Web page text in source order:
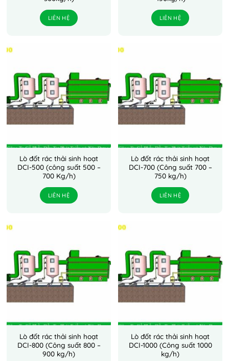
LIÊN HỆ LIÊN HỆ
Lò đốt rác thải sinh hoạt
DCI-500 (công suất 500 –
700 Kg/h)
LIÊN HỆ
Lò đốt rác thải sinh hoạt
DCI-700 (Công suất 700 –
750 kg/h)
LIÊN HỆ
Lò đốt rác thải sinh hoạt
DCI-800 (Công suất 800 –
900 kg/h)
Lò đốt rác thải sinh hoạt
DCI-1000 (Công suất 1000
kg/h)